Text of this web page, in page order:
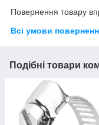
Повернення товару
Всі умови
Подібні товари